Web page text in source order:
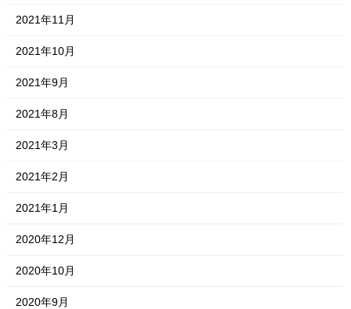
2021年11月
2021年10月
2021年9月
2021年8月
2021年3月
2021年2月
2021年1月
2020年12月
2020年10月
2020年9月